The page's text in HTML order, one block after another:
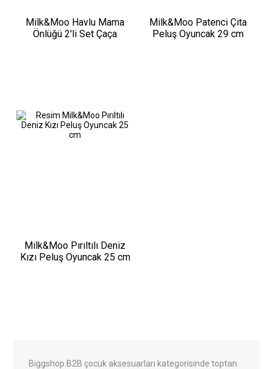
Milk&Moo Havlu Mama
Önlüğü 2'li Set Çaça
Milk&Moo Patenci Çita
Peluş Oyuncak 29 cm
Milk&Moo Pırıltılı Deniz
Kızı Peluş Oyuncak 25 cm
Biggshop B2B çocuk aksesuarları kategorisinde toptan